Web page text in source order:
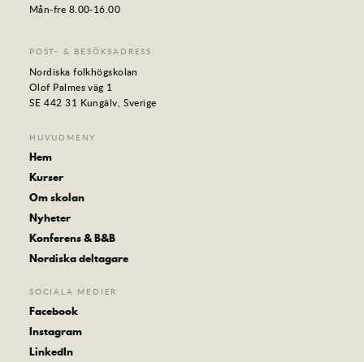
Mån-fre 8.00-16.00
POST- & BESÖKSADRESS
Nordiska folkhögskolan
Olof Palmes väg 1
SE 442 31 Kungälv, Sverige
HUVUDMENY
Hem
Kurser
Om skolan
Nyheter
Konferens & B&B
Nordiska deltagare
SOCIALA MEDIER
Facebook
Instagram
LinkedIn